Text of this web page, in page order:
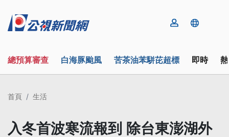
總預算審查 白海豚颱風 苦茶油苯駢芘超標 即時
首頁 生活
入冬首波寒流報到 除台東澎湖外